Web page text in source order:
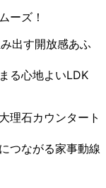
ーズ！
出す開放感あふ
る心地よいLDK
理石カウンタート
つながる家事動線